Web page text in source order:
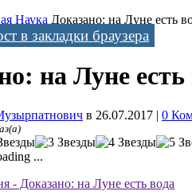
Наука Доказано: на Луне есть
в закладки браузера
на Луне есть
в 26.07.2017 | 0
...
- Доказано: на Луне есть вода